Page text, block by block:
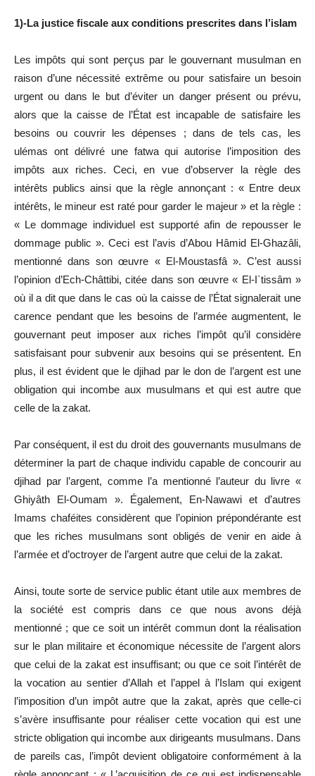
1)-La justice fiscale aux conditions prescrites dans l’islam
Les impôts qui sont perçus par le gouvernant musulman en
raison d’une nécessité extrême ou pour satisfaire un besoin
urgent ou dans le but d’éviter un danger présent ou prévu,
alors que la caisse de l’État est incapable de satisfaire les
besoins ou couvrir les dépenses ; dans de tels cas, les
ulémas ont délivré une fatwa qui autorise l’imposition des
impôts aux riches. Ceci, en vue d’observer la règle des
intérêts publics ainsi que la règle annonçant : « Entre deux
intérêts, le mineur est raté pour garder le majeur » et la règle :
« Le dommage individuel est supporté afin de repousser le
dommage public ». Ceci est l’avis d’Abou Hâmid El-Ghazâli,
mentionné dans son œuvre « El-Moustasfâ ». C’est aussi
l’opinion d’Ech-Châttibi, citée dans son œuvre « El-I`tissâm »
où il a dit que dans le cas où la caisse de l’État signalerait une
carence pendant que les besoins de l’armée augmentent, le
gouvernant peut imposer aux riches l’impôt qu’il considère
satisfaisant pour subvenir aux besoins qui se présentent. En
plus, il est évident que le djihad par le don de l’argent est une
obligation qui incombe aux musulmans et qui est autre que
celle de la zakat.
Par conséquent, il est du droit des gouvernants musulmans de
déterminer la part de chaque individu capable de concourir au
djihad par l’argent, comme l’a mentionné l’auteur du livre «
Ghiyâth El-Oumam ». Également, En-Nawawi et d’autres
Imams chaféites considèrent que l’opinion prépondérante est
que les riches musulmans sont obligés de venir en aide à
l’armée et d’octroyer de l’argent autre que celui de la zakat.
Ainsi, toute sorte de service public étant utile aux membres de
la société est compris dans ce que nous avons déjà
mentionné ; que ce soit un intérêt commun dont la réalisation
sur le plan militaire et économique nécessite de l’argent alors
que celui de la zakat est insuffisant; ou que ce soit l’intérêt de
la vocation au sentier d’Allah et l’appel à l’Islam qui exigent
l’imposition d’un impôt autre que la zakat, après que celle-ci
s’avère insuffisante pour réaliser cette vocation qui est une
stricte obligation qui incombe aux dirigeants musulmans. Dans
de pareils cas, l’impôt devient obligatoire conformément à la